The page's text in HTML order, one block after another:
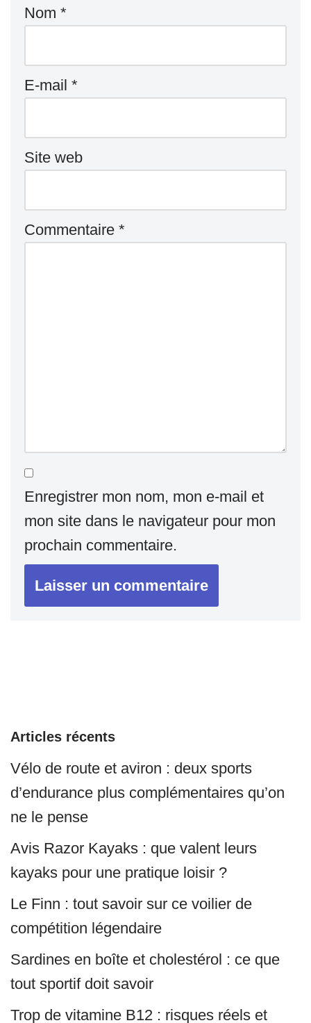
Nom *
E-mail *
Site web
Commentaire *
Enregistrer mon nom, mon e-mail et
mon site dans le navigateur pour mon
prochain commentaire.
Articles récents
Vélo de route et aviron : deux sports
d’endurance plus complémentaires qu’on
ne le pense
Avis Razor Kayaks : que valent leurs
kayaks pour une pratique loisir ?
Le Finn : tout savoir sur ce voilier de
compétition légendaire
Sardines en boîte et cholestérol : ce que
tout sportif doit savoir
Trop de vitamine B12 : risques réels et